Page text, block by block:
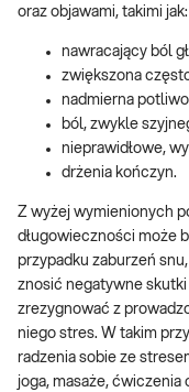
oraz objawami, takimi jak:
nawracający ból
zwiększona
nadmierna
ból, zwykle
nieprawidłowe,
drżenia kończyn.
Z wyżej wymienionych
długowieczności może
przypadku zaburzeń
znosić negatywne
zrezygnować z
niego stres. W takim
radzenia sobie ze
joga, masaże,